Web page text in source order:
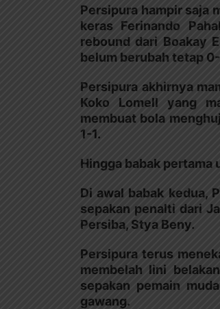
Persipura hampir saja
keras Ferinando
rebound dari Boakay
belum berubah tetap
Persipura akhirnya
Koko Lomell yang
membuat bola
1-1.
Hingga babak pertama
Di awal babak kedua,
sepakan penalti dari
Persiba, Stya Beny.
Persipura terus
membelah lini
sepakan pemain
gawang.